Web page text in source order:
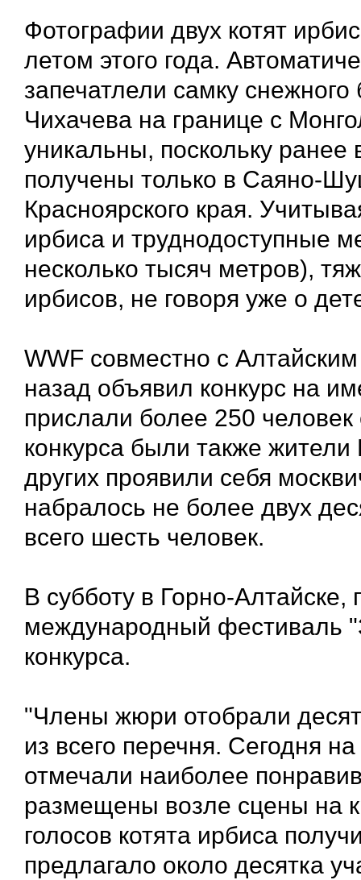
Фотографии двух котят
летом этого года.
запечатлели самку
Чихачева на границе с
уникальны, поскольку
получены только в Саяно-
Красноярского края.
ирбиса и труднодоступные
несколько тысяч метров),
ирбисов, не говоря уже о
WWF совместно с
назад объявил конкурс на
прислали более 250
конкурса были также
других проявили себя
набралось не более двух
всего шесть человек.
В субботу в Горно-Алтайске,
международный фестиваль
конкурса.
"Члены жюри отобрали
из всего перечня. Сегодня
отмечали наиболее
размещены возле сцены на
голосов котята ирбиса
предлагало около десятка